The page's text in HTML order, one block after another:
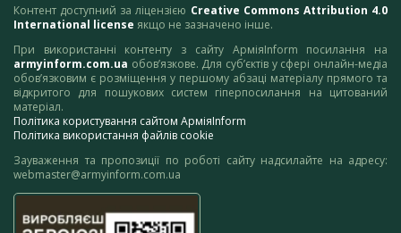
Контент доступний за ліцензією Creative Commons Attribution 4.0
International license якщо не зазначено інше.
При використанні контенту з сайту АрміяInform посилання на
armyinform.com.ua обов’язкове. Для суб’єктів у сфері онлайн-медіа
обов’язковим є розміщення у першому абзаці матеріалу прямого та
відкритого для пошукових систем гіперпосилання на цитований
матеріал.
Політика користування сайтом АрміяInform
Політика використання файлів cookie
Зауваження та пропозиції по роботі сайту надсилайте на адресу:
webmaster@armyinform.com.ua